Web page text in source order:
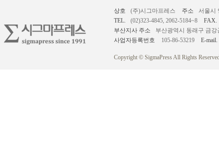
상호 (주)시그마프레스 주소
서울시
TEL.
(02)323-4845, 2062-5184~8
FAX.
부산지사 주소
부산광역시 동래구 금강
사업자등록번호
105-86-53219 E-mail.
Copyright © SigmaPress All Rights